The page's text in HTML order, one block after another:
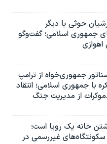
حوثی با دیگر
جمهوری اسلامی؛ گفت‌وگو
اهوازی
جمهوری‌خواه از ترامپ
با جمهوری اسلامی؛ انتقاد
از مدیریت جنگ
خانه یک رویا است؛
غیررسمی در